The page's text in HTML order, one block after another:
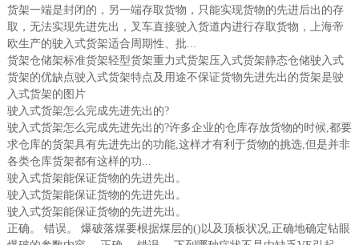
货架一端是封闭的，另一端存取货物，只能实现货物的先进后出的存
取，无法实现先进先出，叉车直接驶入货道内进行存取货物，上海帝
欧生产的驶入式货架适合周期性、批...
货架仓储架标准货架轻型货架重力式货架压入式货架静态仓储驶入式
货架的优缺点驶入式货架特点及用途不保证货物先进先出的货架是驶
入式货架的图片
驶入式货架怎么完成先进先出的?
驶入式货架怎么完成先进先出的?许多企业的仓库存放货物的时候,都要
求仓库的货架具有先进先出的功能,这样才有利于货物的挑选,但是并非
各类仓库货架都有这样的功...
驶入式货架能保证货物的先进先出。
驶入式货架能保证货物的先进先出。
驶入式货架能保证货物的先进先出。
正确。 错误。 爆破落煤要根据煤层的()以及顶板状况,正确地确定钻眼